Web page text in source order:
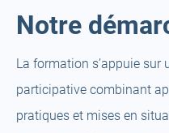
Notre
La formation s’appuie sur
participative combinant
pratiques et mises en